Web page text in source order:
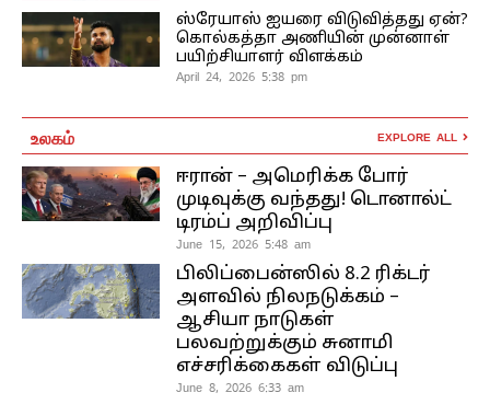
ஸ்ரேயாஸ் ஐயரை விடுவித்தது ஏன்?
கொல்கத்தா அணியின் முன்னாள்
பயிற்சியாளர் விளக்கம்
April 24, 2026 5:38 pm
உலகம் EXPLORE ALL
ஈரான் – அமெரிக்க போர்
முடிவுக்கு வந்தது! டொனால்ட்
டிரம்ப் அறிவிப்பு
June 15, 2026 5:48 am
பிலிப்பைன்ஸில் 8.2 ரிக்டர்
அளவில் நிலநடுக்கம் –
ஆசியா நாடுகள்
பலவற்றுக்கும் சுனாமி
எச்சரிக்கைகள் விடுப்பு
June 8, 2026 6:33 am